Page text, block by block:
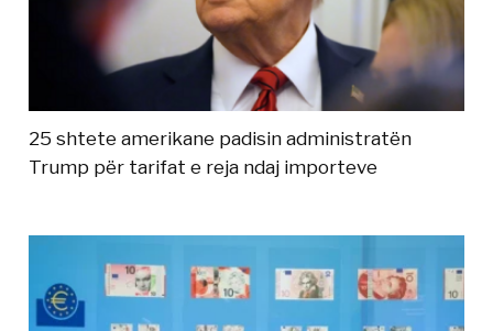
25 shtete amerikane padisin administratën
Trump për tarifat e reja ndaj importeve